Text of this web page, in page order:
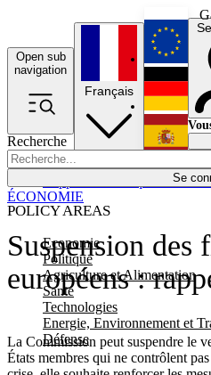
Open sub
navigation
Recherche
Se
POLICY AREAS
Economie
Politique
Agriculture et Alimentation
Santé
Technologies
Energie, Environnement et
Défense
Français
Suspension des
européens :
La Commission peut suspendre le
États membres qui ne contrôlent
ÉCONOMIE